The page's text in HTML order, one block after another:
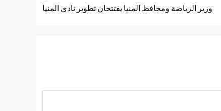
وزير الرياضة ومحافظ المنيا يفتتحان تطوير نادي المنيا